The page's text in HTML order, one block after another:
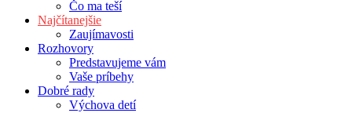
Čo ma teší
Najčítanejšie
Zaujímavosti
Rozhovory
Predstavujeme vám
Vaše príbehy
Dobré rady
Výchova detí